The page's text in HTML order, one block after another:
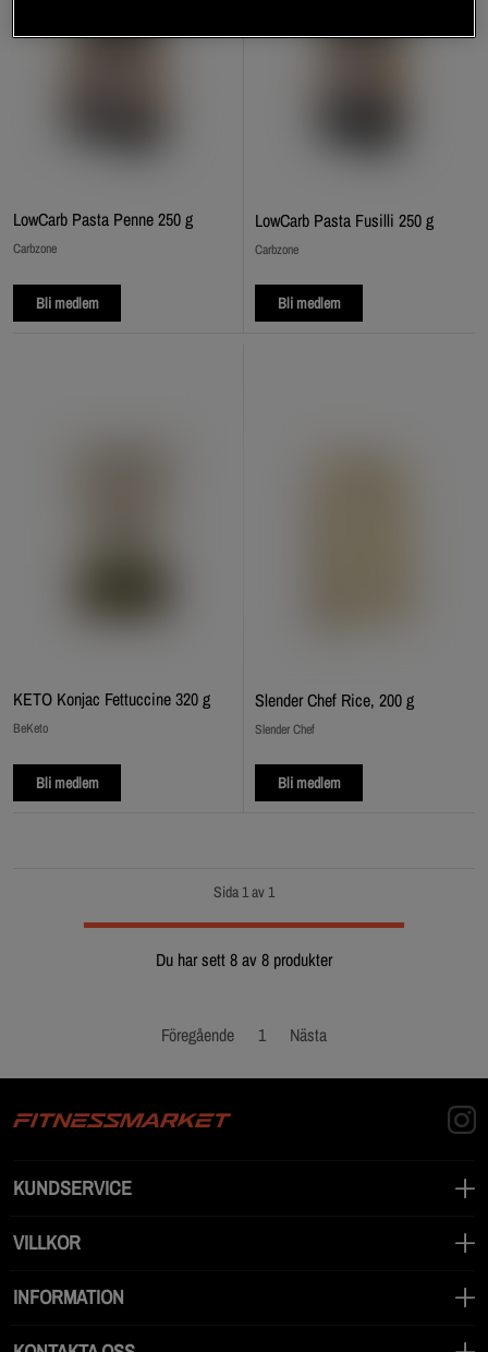
LowCarb Pasta Penne 250 g
Carbzone
Bli medlem
LowCarb Pasta Fusilli 250 g
Carbzone
Bli medlem
KETO Konjac Fettuccine 320 g
BeKeto
Bli medlem
Slender Chef Rice, 200 g
Slender Chef
Bli medlem
Sida 1 av 1
Du har sett 8 av 8 produkter
Föregående 1 Nästa
KUNDSERVICE
VILLKOR
INFORMATION